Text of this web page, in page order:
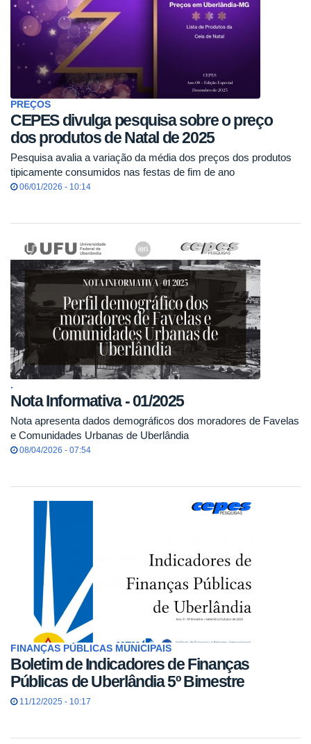
PREÇOS
CEPES divulga pesquisa sobre o preço
dos produtos de Natal de 2025
Pesquisa avalia a variação da média dos preços dos produtos
tipicamente consumidos nas festas de fim de ano
06/01/2026 - 10:14
.
Nota Informativa - 01/2025
Nota apresenta dados demográficos dos moradores de Favelas
e Comunidades Urbanas de Uberlândia
08/04/2026 - 07:54
FINANÇAS PÚBLICAS MUNICIPAIS
Boletim de Indicadores de Finanças
Públicas de Uberlândia 5º Bimestre
11/12/2025 - 10:17